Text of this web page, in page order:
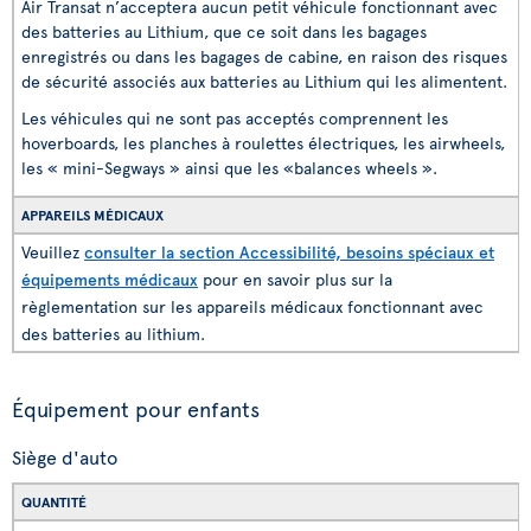
Air Transat n’acceptera aucun petit véhicule fonctionnant avec
des batteries au Lithium, que ce soit dans les bagages
enregistrés ou dans les bagages de cabine, en raison des risques
de sécurité associés aux batteries au Lithium qui les alimentent.
Les véhicules qui ne sont pas acceptés comprennent les
hoverboards, les planches à roulettes électriques, les airwheels,
les « mini-Segways » ainsi que les «balances wheels ».
APPAREILS MÉDICAUX
Veuillez consulter la section Accessibilité, besoins spéciaux et
équipements médicaux pour en savoir plus sur la
règlementation sur les appareils médicaux fonctionnant avec
des batteries au lithium.
Équipement pour enfants
Siège d'auto
QUANTITÉ